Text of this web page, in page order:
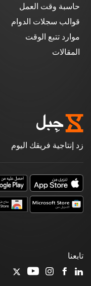
حاسبة وقت العمل
قوالب سجلات الدوام
موارد تتبع الوقت
المقالات
زد إنتاجية فريقك اليوم
تابعنا